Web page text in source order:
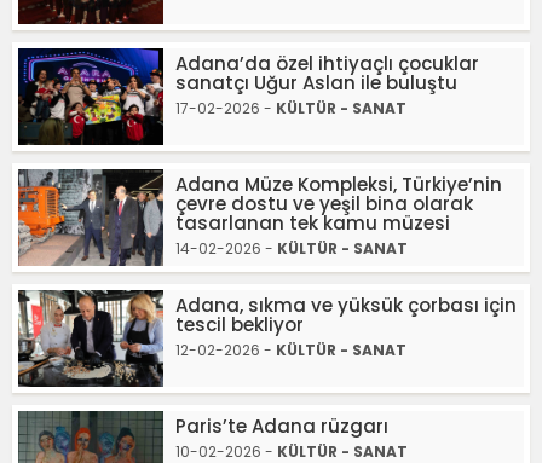
Adana’da özel ihtiyaçlı çocuklar
sanatçı Uğur Aslan ile buluştu
17-02-2026 - KÜLTÜR - SANAT
Adana Müze Kompleksi, Türkiye’nin
çevre dostu ve yeşil bina olarak
tasarlanan tek kamu müzesi
14-02-2026 - KÜLTÜR - SANAT
Adana, sıkma ve yüksük çorbası için
tescil bekliyor
12-02-2026 - KÜLTÜR - SANAT
Paris’te Adana rüzgarı
10-02-2026 - KÜLTÜR - SANAT